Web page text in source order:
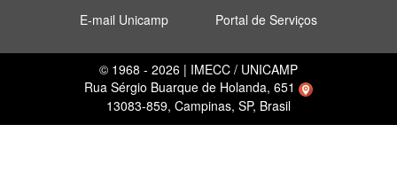
E-mail Unicamp Portal de Serviços
© 1968 - 2026 | IMECC / UNICAMP
Rua Sérgio Buarque de Holanda, 651
13083-859, Campinas, SP, Brasil